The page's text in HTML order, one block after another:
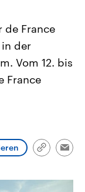
Beiträge,
und
de France
der
Vom 12. bis
France
Link